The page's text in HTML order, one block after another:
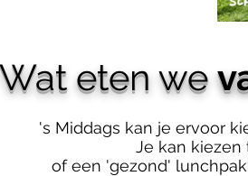
Wat eten we
's Middags kan je ervoor
Je kan kiezen
of een 'gezond'